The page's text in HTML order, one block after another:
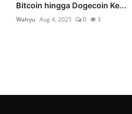
Bitcoin hingga Dogecoin Ke...
Wahyu Aug 4, 2025 0 3